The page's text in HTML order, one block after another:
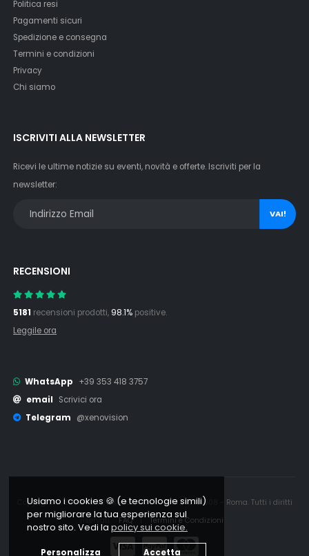
Politica resi
Pagamenti sicuri
Spedizione e consegna
Termini e condizioni
Privacy
Chi siamo
ISCRIVITI ALLA NEWSLETTER
Ricevi le ultime notizie su eventi, novità e offerte. Iscriviti per la
newsletter:
VAI!
RECENSIONI
5181 recensioni prodotti, 98.1% positive.
Leggile ora
WhatsApp
+39 353 418 3757
email
Scrivici ora
Telegram
@xenovision
Copyright © 2006 - 2026 Xenovision.it - IT16245761008 - Roma. Tutti i diritti
riservati.
FAQ | Termini e Condizioni
Usiamo i cookies 🍪 (e tecnologie simili)
per migliorare la tua esperienza sul
nostro sito. Vedi la policy sui cookie.
Personalizza Accetta